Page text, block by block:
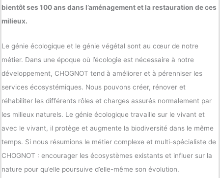
bientôt ses 100 ans dans l’aménagement et la restauration de ces
milieux.
Le génie écologique et le génie végétal sont au cœur de notre
métier. Dans une époque où l’écologie est nécessaire à notre
développement, CHOGNOT tend à améliorer et à pérenniser les
services écosystémiques. Nous pouvons créer, rénover et
réhabiliter les différents rôles et charges assurés normalement par
les milieux naturels. Le génie écologique travaille sur le vivant et
avec le vivant, il protège et augmente la biodiversité dans le même
temps. Si nous résumions le métier complexe et multi-spécialiste de
CHOGNOT : encourager les écosystèmes existants et influer sur la
nature pour qu’elle poursuive d’elle-même son évolution.